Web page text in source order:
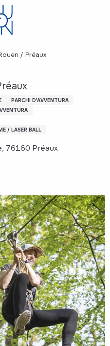
/ Préaux
PARCHI D'AVVENTURA
/ LASER BALL
76160 Préaux